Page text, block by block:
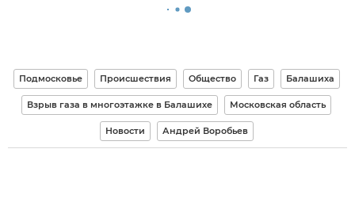
Подмосковье Происшествия Общество Газ Балашиха
Взрыв газа в многоэтажке в Балашихе Московская область
Новости Андрей Воробьев